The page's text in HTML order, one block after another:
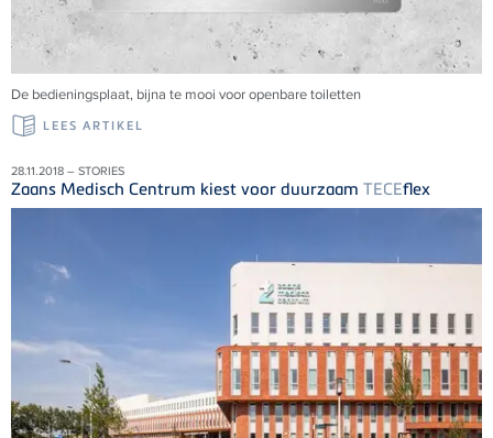
De bedieningsplaat, bijna te mooi voor openbare toiletten
LEES ARTIKEL
28.11.2018 – STORIES
Zaans Medisch Centrum kiest voor duurzaam TECEflex